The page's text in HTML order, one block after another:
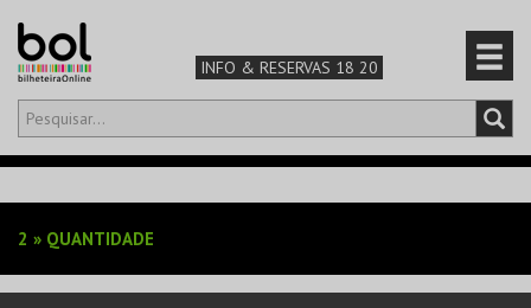
INFO & RESERVAS 18 20
Olá,iniciar sessão
TEATRO & ARTE
2 » QUANTIDADE